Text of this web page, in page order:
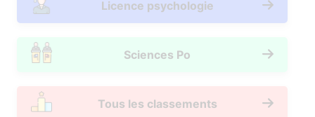
Licence psychologie
Sciences Po
Tous les classements